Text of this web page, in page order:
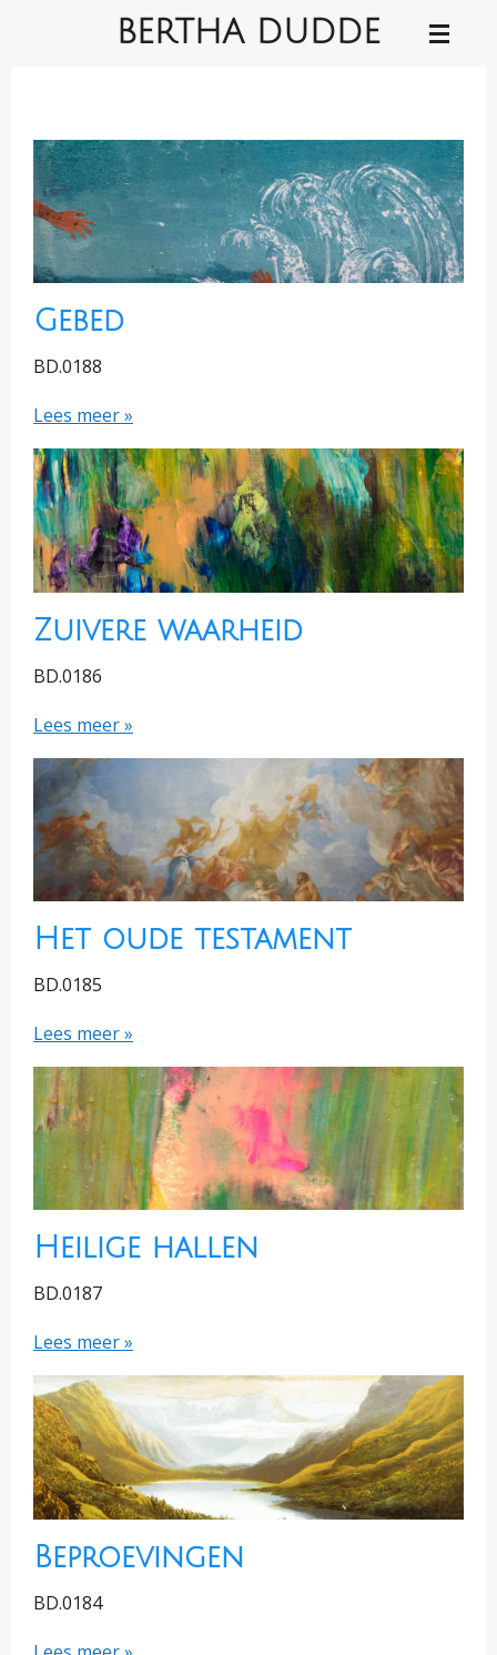
hoofdinhoud
BERTHA DUDDE
Gebed
BD.0188
Lees meer »
Zuivere waarheid
BD.0186
Lees meer »
Het oude testament
BD.0185
Lees meer »
Heilige hallen
BD.0187
Lees meer »
Beproevingen
BD.0184